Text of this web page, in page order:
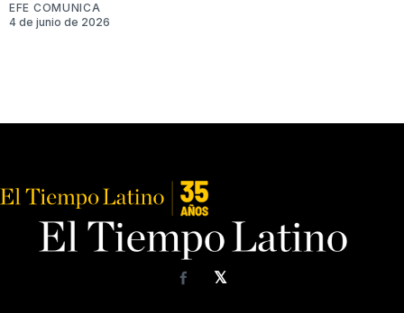
EFE COMUNICA
4 de junio de 2026
𝕏
Facebook